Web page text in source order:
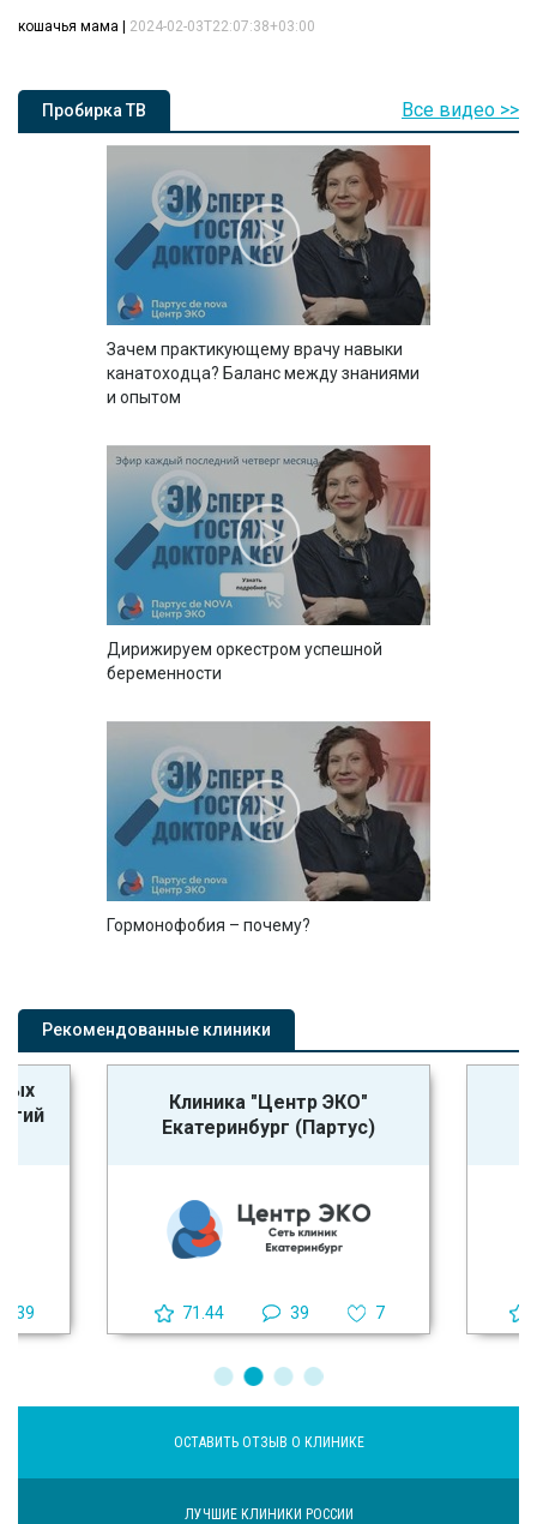
кошачья мама 2024-02-03T22:07:38+03:00
Пробирка ТВ
Зачем практикующему врачу навыки
канатоходца? Баланс между знаниями
и опытом
Дирижируем оркестром успешной
беременности
Гормонофобия – почему?
Все видео >>
Рекомендованные клиники
39
Клиника "Центр ЭКО"
Екатеринбург (Партус)
71.44 39 7
ОСТАВИТЬ ОТЗЫВ О КЛИНИКЕ
ЛУЧШИЕ КЛИНИКИ РОССИИ